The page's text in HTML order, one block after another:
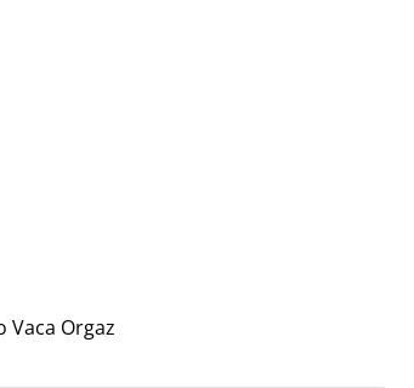
Vaca Orgaz